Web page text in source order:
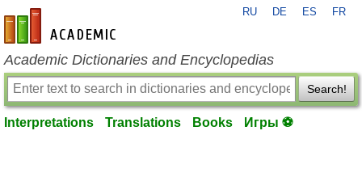
en-academic.com
RU DE ES FR
Academic Dictionaries and Encyclopedias
Search!
Interpretations Translations Books Игры ⚽